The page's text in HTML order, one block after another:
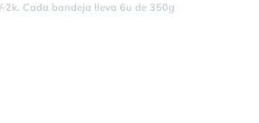
2k. Cada bandeja lleva 6u de 350g